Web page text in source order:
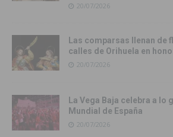
20/07/2026
Las comparsas llenan de
calles de Orihuela en
20/07/2026
La Vega Baja celebra a lo
Mundial de España
20/07/2026